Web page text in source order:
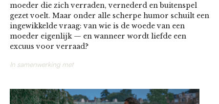
moeder die zich verraden, vernederd en buitenspel
gezet voelt. Maar onder alle scherpe humor schuilt een
ingewikkelde vraag: van wie is de woede van een
moeder eigenlijk — en wanneer wordt liefde een
excuus voor verraad?
In samenwerking met